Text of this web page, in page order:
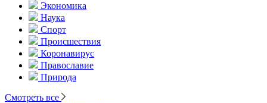
Экономика
Наука
Спорт
Происшествия
Коронавирус
Православие
Природа
Смотреть все